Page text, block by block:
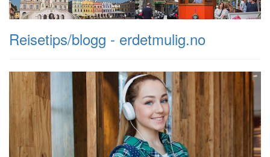
Reisetips/blogg - erdetmulig.no